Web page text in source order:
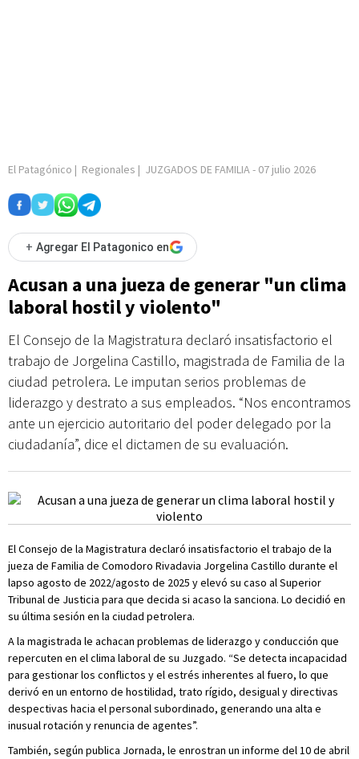
El Patagónico | Regionales | JUZGADOS DE FAMILIA- 07 julio 2026
+ Agregar El Patagonico en
Acusan a una jueza de generar "un clima
laboral hostil y violento"
El Consejo de la Magistratura declaró insatisfactorio el
trabajo de Jorgelina Castillo, magistrada de Familia de la
ciudad petrolera. Le imputan serios problemas de
liderazgo y destrato a sus empleados. “Nos encontramos
ante un ejercicio autoritario del poder delegado por la
ciudadanía”, dice el dictamen de su evaluación.
El Consejo de la Magistratura declaró insatisfactorio el trabajo de la
jueza de Familia de Comodoro Rivadavia Jorgelina Castillo durante el
lapso agosto de 2022/agosto de 2025 y elevó su caso al Superior
Tribunal de Justicia para que decida si acaso la sanciona. Lo decidió en
su última sesión en la ciudad petrolera.
A la magistrada le achacan problemas de liderazgo y conducción que
repercuten en el clima laboral de su Juzgado. “Se detecta incapacidad
para gestionar los conflictos y el estrés inherentes al fuero, lo que
derivó en un entorno de hostilidad, trato rígido, desigual y directivas
despectivas hacia el personal subordinado, generando una alta e
inusual rotación y renuncia de agentes”.
También, según publica Jornada, le enrostran un informe del 10 de abril